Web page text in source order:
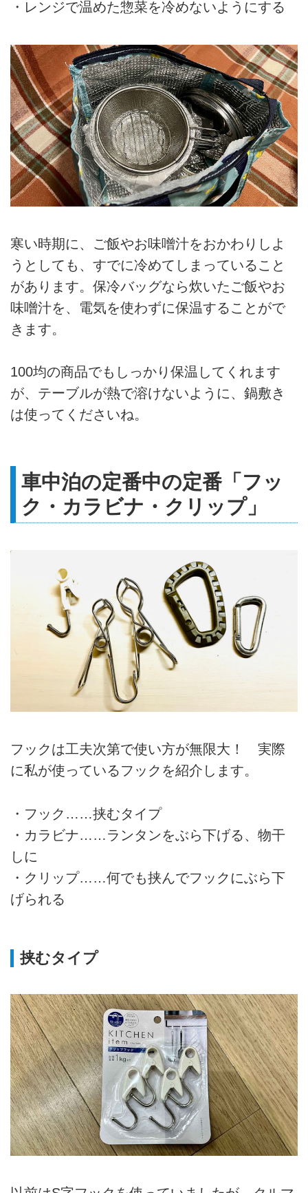
・レンジで温めた惣菜を冷めないようにする
寒い時期に、ご飯やお味噌汁をおかわりしよ
うとしても、すでに冷めてしまっていること
があります。保冷バッグなら炊いたご飯やお
味噌汁を、電気を使わずに保温することがで
きます。
100均の商品でもしっかり保温してくれます
が、テーブルが熱で溶けないように、鍋敷き
は使ってくださいね。
車中泊の定番中の定番「フッ
ク・カラビナ・クリップ」
フックは工夫次第で使い方が無限大！ 実際
に私が使っているフックを紹介します。
・フック……挟むタイプ
・カラビナ……ランタンをぶら下げる、物干
しに
・クリップ……何でも挟んでフックにぶら下
げられる
挟むタイプ